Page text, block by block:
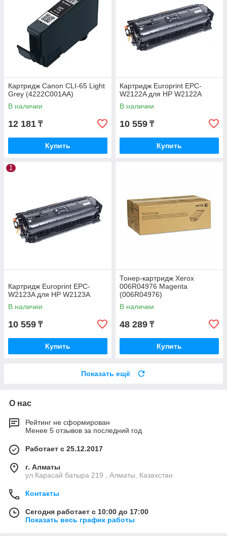
Картридж Canon CLI-65 Light
Grey (4222C001AA)
В наличии
12 181 ₸
Купить
Картридж Europrint EPC-
W2122A для HP W2122A
В наличии
10 559 ₸
Купить
1
Картридж Europrint EPC-
W2123A для HP W2123A
В наличии
10 559 ₸
Купить
Тонер-картридж Xerox
006R04976 Magenta
(006R04976)
В наличии
48 289 ₸
Купить
Показать ещё
О нас
Рейтинг не сформирован
Менее 5 отзывов за последний год
Работает с 25.12.2017
г. Алматы
ул.Карасай батыра 219 , Алматы, Казахстан
Контакты
Сегодня работает с 10:00 до 17:00
Показать весь график работы